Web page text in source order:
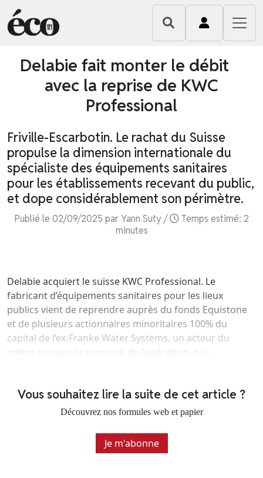
Delabie fait monter le débit
avec la reprise de KWC
Professional
Friville-Escarbotin. Le rachat du Suisse
propulse la dimension internationale du
spécialiste des équipements sanitaires
pour les établissements recevant du public,
et dope considérablement son périmètre.
Publié le 02/09/2025 par Yann Suty /
Temps estimé: 2
minutes
Delabie acquiert le suisse KWC Professional. Le
fabricant d’équipements sanitaires pour les lieux
publics vient de reprendre auprès du fonds Equistone
et de plusieurs actionnaires minoritaires 100% du
capital de l’ex-Franke Water Systems, un acteur du
même secteur. Le montant de l’opération, qui...
Vous souhaitez lire la suite de cet article ?
Découvrez nos formules web et papier
Je m'abonne